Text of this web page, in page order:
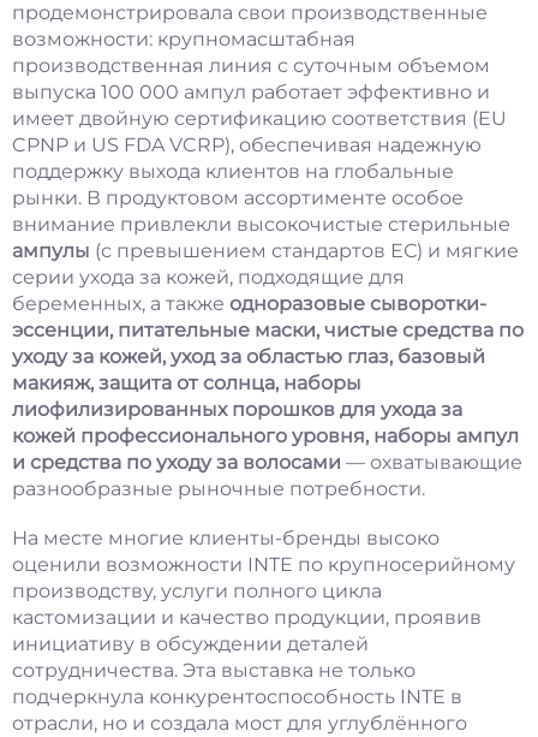
продемонстрировала свои производственные
возможности: крупномасштабная
производственная линия с суточным объемом
выпуска 100 000 ампул работает эффективно и
имеет двойную сертификацию соответствия (EU
CPNP и US FDA VCRP), обеспечивая надежную
поддержку выхода клиентов на глобальные
рынки. В продуктовом ассортименте особое
внимание привлекли высокочистые стерильные
ампулы (с превышением стандартов ЕС) и мягкие
серии ухода за кожей, подходящие для
беременных, а также одноразовые сыворотки-
эссенции, питательные маски, чистые средства по
уходу за кожей, уход за областью глаз, базовый
макияж, защита от солнца, наборы
лиофилизированных порошков для ухода за
кожей профессионального уровня, наборы ампул
и средства по уходу за волосами — охватывающие
разнообразные рыночные потребности.
На месте многие клиенты-бренды высоко
оценили возможности INTE по крупносерийному
производству, услуги полного цикла
кастомизации и качество продукции, проявив
инициативу в обсуждении деталей
сотрудничества. Эта выставка не только
подчеркнула конкурентоспособность INTE в
отрасли, но и создала мост для углублённого